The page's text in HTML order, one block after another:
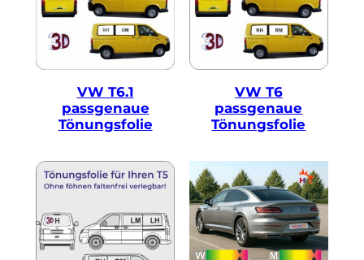
VW T6.1
passgenaue
Tönungsfolie
VW T6
passgenaue
Tönungsfolie